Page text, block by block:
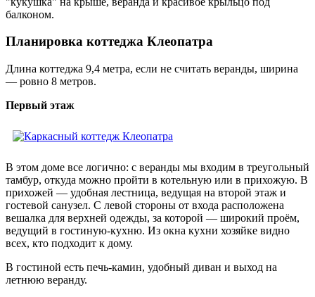
балконом.
Планировка коттеджа Клеопатра
Длина коттеджа 9,4 метра, если не считать веранды, ширина
— ровно 8 метров.
Первый этаж
В этом доме все логично: с веранды мы входим в треугольный
тамбур, откуда можно пройти в котельную или в прихожую. В
прихожей — удобная лестница, ведущая на второй этаж и
гостевой санузел. С левой стороны от входа расположена
вешалка для верхней одежды, за которой — широкий проём,
ведущий в гостиную-кухню. Из окна кухни хозяйке видно
всех, кто подходит к дому.
В гостиной есть печь-камин, удобный диван и выход на
летнюю веранду.